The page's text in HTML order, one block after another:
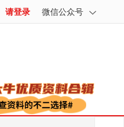
请登录 微信公众号